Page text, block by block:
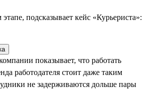
этапе, подсказывает кейс «Курьериста»:
показывает, что работать
работодателя стоит даже таким
не задерживаются дольше пары